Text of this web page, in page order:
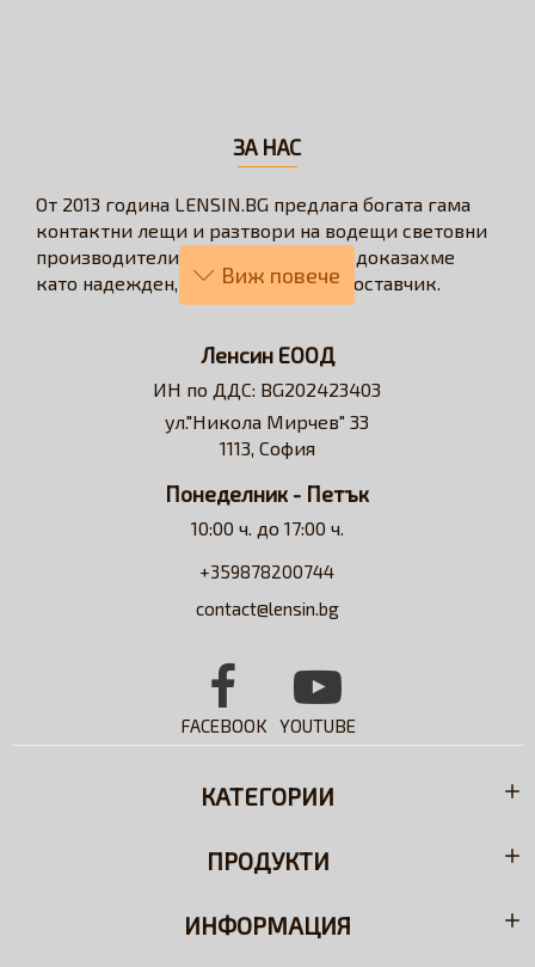
ЗА НАС
От 2013 година LENSIN.BG предлага богата гама
контактни лещи и разтвори на водещи световни
производители. През годините се доказахме
като надежден, бърз и коректен доставчик.
пазаруването в бързо, лесно, удобно и изгодно
решение за всеки потребител на контактни лещи.
Достъпни сме за професионални съвети и
съдействие относно избора на контактни лещи и
Ленсин ЕООД
ИН по ДДС: BG202423403
ул."Никола Мирчев" 33
1113, София
Понеделник - Петък
10:00 ч. до 17:00 ч.
+359878200744
contact@lensin.bg
FACEBOOK YOUTUBE
КАТЕГОРИИ
ПРОДУКТИ
ИНФОРМАЦИЯ